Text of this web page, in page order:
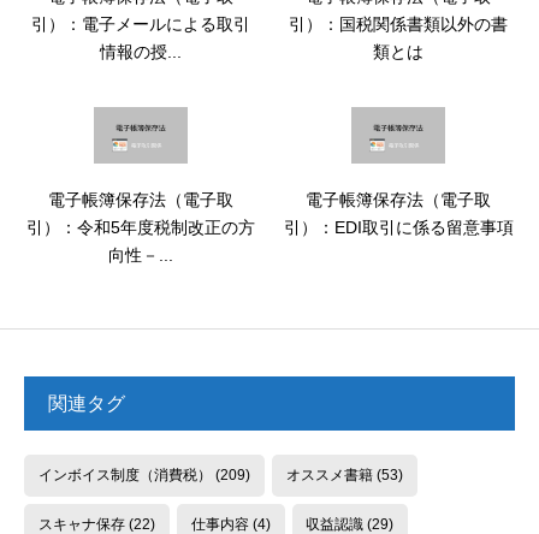
引）：電子メールによる取引
情報の授...
引）：国税関係書類以外の書
類とは
電子帳簿保存法（電子取
引）：令和5年度税制改正の方
向性－...
電子帳簿保存法（電子取
引）：EDI取引に係る留意事項
関連タグ
インボイス制度（消費税） (209) オススメ書籍(53)
スキャナ保存(22) 仕事内容(4) 収益認識 (29)